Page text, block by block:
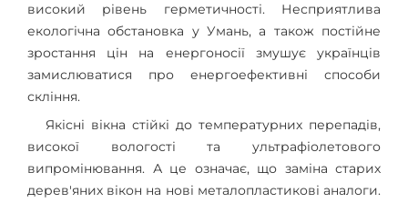
високий рівень герметичності. Несприятлива
екологічна обстановка у Умань, а також постійне
зростання цін на енергоносії змушує українців
замислюватися про енергоефективні способи
скління.
Якісні вікна стійкі до температурних перепадів,
високої вологості та ультрафіолетового
випромінювання. А це означає, що заміна старих
дерев'яних вікон на нові металопластикові аналоги.